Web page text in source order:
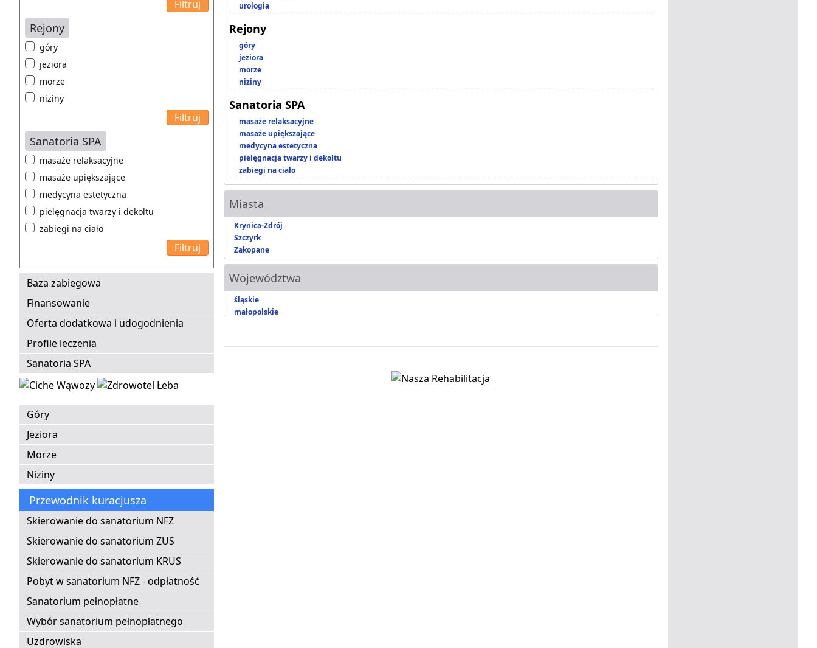
Rejony
góry
jeziora
morze
niziny
Sanatoria SPA
masaże relaksacyjne
masaże upiększające
medycyna estetyczna
pielęgnacja twarzy i dekoltu
zabiegi na ciało
Baza zabiegowa
Finansowanie
Oferta dodatkowa i udogodnienia
Profile leczenia
Sanatoria SPA
Góry
Jeziora
Morze
Niziny
Przewodnik kuracjusza
Skierowanie do sanatorium NFZ
Skierowanie do sanatorium ZUS
Skierowanie do sanatorium KRUS
Pobyt w sanatorium NFZ - odpłatność
Sanatorium pełnopłatne
Wybór sanatorium pełnopłatnego
Uzdrowiska
urologia
Rejony
góry
jeziora
morze
niziny
Sanatoria SPA
masaże relaksacyjne
masaże upiększające
medycyna estetyczna
pielęgnacja twarzy i dekoltu
zabiegi na ciało
Miasta
Krynica-Zdrój
Szczyrk
Zakopane
Województwa
śląskie
małopolskie